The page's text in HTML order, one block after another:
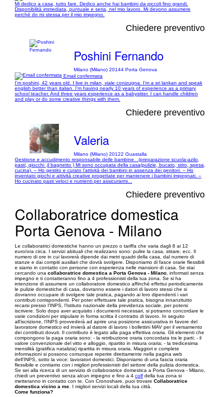
Mi dedico a casa, tutto fare. Dedico anche hai bambini da piccoli fino grandi.
Disponibilità immediata, puntuale e seria, nel mio lavoro. Mi devono assumere
perché do mi stessa per il mio impegno.
Chiedere preventivo
Poshini Fernando
Milano (Milano) 20144 Porta Genova
Email confermata
I'm poshini, 42 years old. I live in milan, viale conizugna. I'm a sri lankan and speak
english better than italian. I'm having nearly 10 years of experience as a primary
school teacher. And three years experience as a babysitter. I can handle children
and play or do some creative things with them.
Chiedere preventivo
Valeria
Milano (Milano) 20122 Guastalla
Gestione e accudimento responsabile delle bambine. .(preparazione scuola-azilo,
pasti, giocchi ,il bagnetto ) Mi sono occupata della casa(pulizie, bucato, stiro, spesa,
cucina). – Ho gestito e curato l’attività dei bambini in assenza dei genitori. – Ho
inventato giochi e attività creative progettate per mantenere i bambini impegnati. –
Ho cucinato pasti veloci e nutrienti per assicurarmi...
Chiedere preventivo
Collaboratrice domestica
Porta Genova - Milano
Le collaboratrici domestiche hanno un prezzo o tariffa che varia dagli 8 ai 12
euro/ora circa. I servizi abituali che realizzano sono: pulire la casa, stirare, ecc. Il
numero di ore in cui lavorerà dipende dai metri quadri della casa, dal numero di
stanze e dai compiti ausiliari che dovrà svolgere. Disponiamo di fasce orarie flessibili
e siamo in contatto con persone con esperienza nelle mansioni di casa. Se stai
cercando una collaboratrice domestica a Porta Genova - Milano , informati senza
impegno e ti contatteranno fino a 4 professionisti della tua zona. Se si ha
intenzione di assumere un collaboratore domestico affinché effettui periodicamente
le pulizie domestiche di casa, dovranno essere i datori di lavoro stessi che si
dovranno occupare di svolgere tale pratica, pagando ai loro dipendenti i vari
contributi corrispondenti. Per poter effettuare tale pratica, bisogna innanzitutto
recarsi presso l’INPS, l'Istituto nazionale della previdenza sociale, per potersi
iscrivere. Solo dopo aver acquisito i documenti necessari, si potranno concordare le
varie condizioni per stipulare in forma scritta il contratto di lavoro. In seguito
all'iscrizione, l'INPS provvederà ad aprire una posizione assicurativa in favore del
lavoratore domestico ed invierà al datore di lavoro i bollettini MAV per il versamento
dei contributi dovuti. Il contributo è legato alla paga effettiva oraria. Gli elementi che
compongono la paga oraria sono: - la retribuzione oraria concordata tra le parti; - il
valore convenzionale del vitto e alloggio, ripartito in misura oraria; - la tredicesima
mensilità (gratifica natalizia) ripartita in misura oraria. Maggiori e complete
informazioni si possono comunque reperire direttamente nella pagina web
dell’INPS, sotto la voce: lavoratori domestici. Disponiamo di una fascia oraria
flessibile e contiamo con i migliori professionisti del settore della pulizia domestica.
Se sei alla ricerca di un servizio di collaboratrice domestica a Porta Genova - Milano,
chiedi un preventivo senza alcun impegno e fino a 4 colf della tua zona si
metteranno in contatto con te. Con Cronoshare, puoi trovare Collaboratrice
domestica vicino a me . I migliori servizi locali della tua città.
Come funziona?